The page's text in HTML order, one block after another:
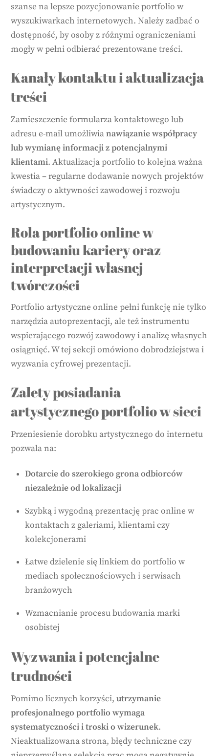
szanse na lepsze pozycjonowanie portfolio w
wyszukiwarkach internetowych. Należy zadbać o
dostępność, by osoby z różnymi ograniczeniami
mogły w pełni odbierać prezentowane treści.
Kanały kontaktu i aktualizacja
treści
Zamieszczenie formularza kontaktowego lub
adresu e-mail umożliwianawiązanie współpracy
lub wymianę informacji z potencjalnymi
klientami. Aktualizacja portfolio to kolejna ważna
kwestia – regularne dodawanie nowych projektów
świadczy o aktywności zawodowej i rozwoju
artystycznym.
Rola portfolio online w
budowaniu kariery oraz
interpretacji własnej
twórczości
Portfolio artystyczne online pełni funkcję nie tylko
narzędzia autoprezentacji, ale też instrumentu
wspierającego rozwój zawodowy i analizę własnych
osiągnięć. W tej sekcji omówiono dobrodziejstwa i
wyzwania cyfrowej prezentacji.
Zalety posiadania
artystycznego portfolio w sieci
Przeniesienie dorobku artystycznego do internetu
pozwala na:
Dotarcie do szerokiego grona odbiorców
niezależnie od lokalizacji
Szybką i wygodną prezentację prac online w
kontaktach z galeriami, klientami czy
kolekcjonerami
Łatwe dzielenie się linkiem do portfolio w
mediach społecznościowych i serwisach
branżowych
Wzmacnianie procesu budowania marki
osobistej
Wyzwania i potencjalne
trudności
Pomimo licznych korzyści,utrzymanie
profesjonalnego portfolio wymaga
systematyczności i troski o wizerunek.
Nieaktualizowana strona, błędy techniczne czy